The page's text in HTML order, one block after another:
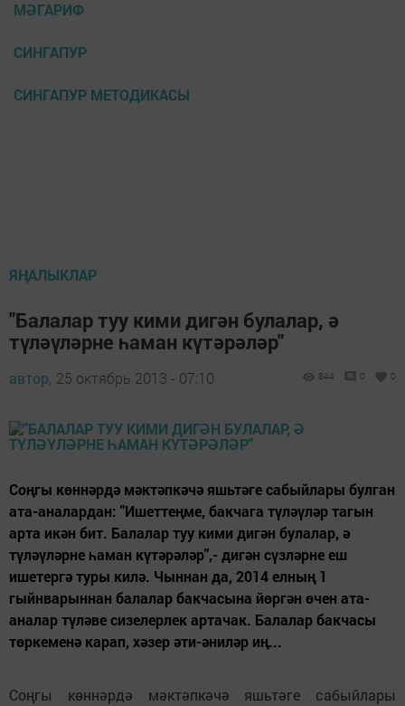
МӘГАРИФ
СИНГАПУР
СИНГАПУР МЕТОДИКАСЫ
ЯҢАЛЫКЛАР
"Балалар туу кими дигән булалар, ә
түләүләрне һаман күтәрәләр"
автор, 25 октябрь 2013 - 07:10 844 0 0
Соңгы көннәрдә мәктәпкәчә яшьтәге сабыйлары булган
ата-аналардан: "Ишеттеңме, бакчага түләүләр тагын
арта икән бит. Балалар туу кими дигән булалар, ә
түләүләрне һаман күтәрәләр",- дигән сүзләрне еш
ишетергә туры килә. Чыннан да, 2014 елның 1
гыйнварыннан балалар бакчасына йөргән өчен ата-
аналар түләве сизелерлек артачак. Балалар бакчасы
төркеменә карап, хәзер әти-әниләр иң...
Соңгы көннәрдә мәктәпкәчә яшьтәге сабыйлары